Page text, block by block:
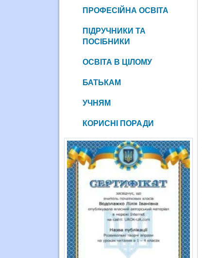
ПРОФЕСІЙНА ОСВІТА
ПІДРУЧНИКИ ТА
ПОСІБНИКИ
ОСВІТА В ЦІЛОМУ
БАТЬКАМ
УЧНЯМ
КОРИСНІ ПОРАДИ